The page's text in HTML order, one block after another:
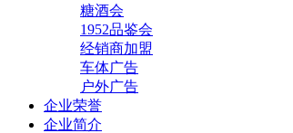
糖酒会
1952品鉴会
经销商加盟
车体广告
户外广告
企业荣誉
企业简介